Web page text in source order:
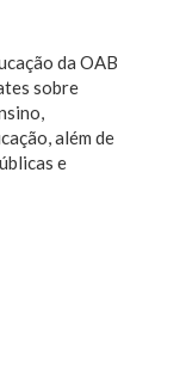
da OAB
sobre
além de
e